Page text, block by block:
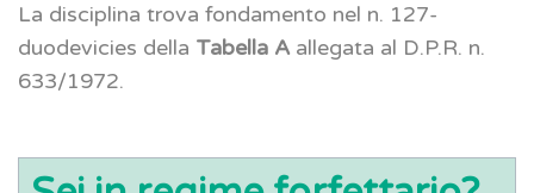
La disciplina trova fondamento nel n. 127-
duodevicies della Tabella A allegata al D.P.R. n.
633/1972.